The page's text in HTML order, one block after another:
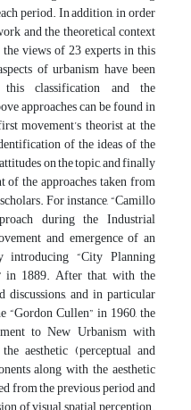
period. In addition, in order
and the theoretical context
views of 23 experts in this
of urbanism have been
classification and the
approaches can be found in
movement’s theorist at the
of the ideas of the
on the topic, and finally
the approaches taken from
For instance, “Camillo
during the Industrial
and emergence of an
introducing “City Planning
in 1889. After that, with the
and in particular
“Gordon Cullen” in 1960, the
to New Urbanism with
aesthetic (perceptual and
along with the aesthetic
from the previous period and